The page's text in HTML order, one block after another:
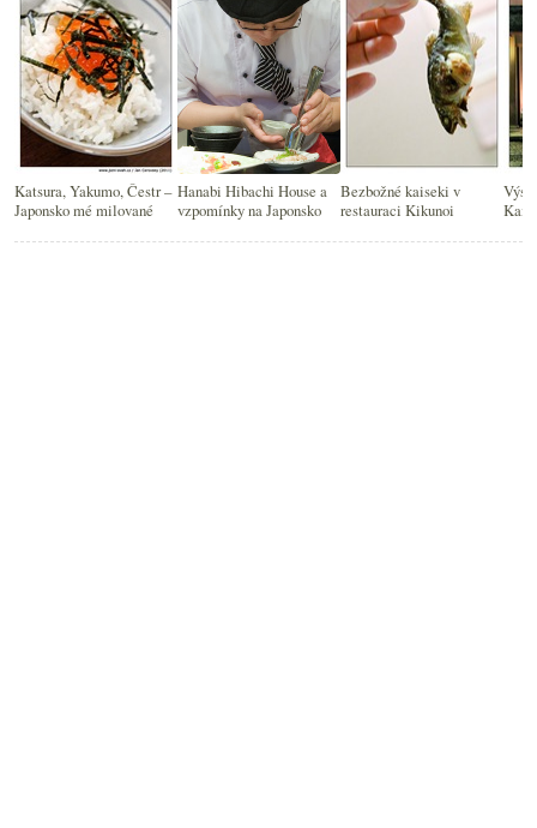
Katsura, Yakumo, Čestr –
Japonsko mé milované
Hanabi Hibachi House a
vzpomínky na Japonsko
Bezbožné kaiseki v
restauraci Kikunoi